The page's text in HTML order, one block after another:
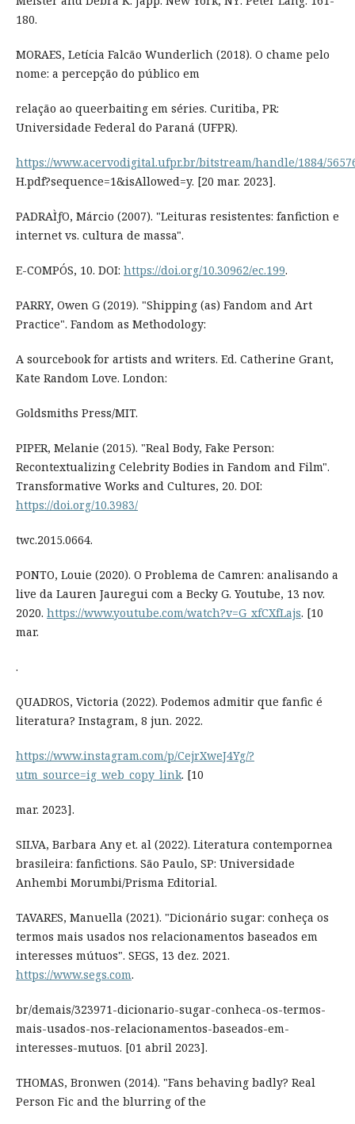
180.
MORAES, Letícia Falcão Wunderlich (2018). O chame pelo
nome: a percepção do público em
relação ao queerbaiting em séries. Curitiba, PR:
Universidade Federal do Paraná (UFPR).
https://www.acervodigital.ufpr.br/bitstream/handle/1884/
H.pdf?sequence=1&isAllowed=y. [20 mar. 2023].
PADRAÌƒO, Márcio (2007). "Leituras resistentes: fanfiction e
internet vs. cultura de massa".
E-COMPÓS, 10. DOI: https://doi.org/10.30962/ec.199.
PARRY, Owen G (2019). "Shipping (as) Fandom and Art
Practice". Fandom as Methodology:
A sourcebook for artists and writers. Ed. Catherine Grant,
Kate Random Love. London:
Goldsmiths Press/MIT.
PIPER, Melanie (2015). "Real Body, Fake Person:
Recontextualizing Celebrity Bodies in Fandom and Film".
Transformative Works and Cultures, 20. DOI:
https://doi.org/10.3983/
twc.2015.0664.
PONTO, Louie (2020). O Problema de Camren: analisando a
live da Lauren Jauregui com a Becky G. Youtube, 13 nov.
2020. https://www.youtube.com/watch?v=G_xfCXfLajs. [10
mar.
.
QUADROS, Victoria (2022). Podemos admitir que fanfic é
literatura? Instagram, 8 jun. 2022.
https://www.instagram.com/p/CejrXweJ4Yg/?
utm_source=ig_web_copy_link. [10
mar. 2023].
SILVA, Barbara Any et. al (2022). Literatura contempornea
brasileira: fanfictions. São Paulo, SP: Universidade
Anhembi Morumbi/Prisma Editorial.
TAVARES, Manuella (2021). "Dicionário sugar: conheça os
termos mais usados nos relacionamentos baseados em
interesses mútuos". SEGS, 13 dez. 2021.
https://www.segs.com.
br/demais/323971-dicionario-sugar-conheca-os-termos-
mais-usados-nos-relacionamentos-baseados-em-
interesses-mutuos. [01 abril 2023].
THOMAS, Bronwen (2014). "Fans behaving badly? Real
Person Fic and the blurring of the